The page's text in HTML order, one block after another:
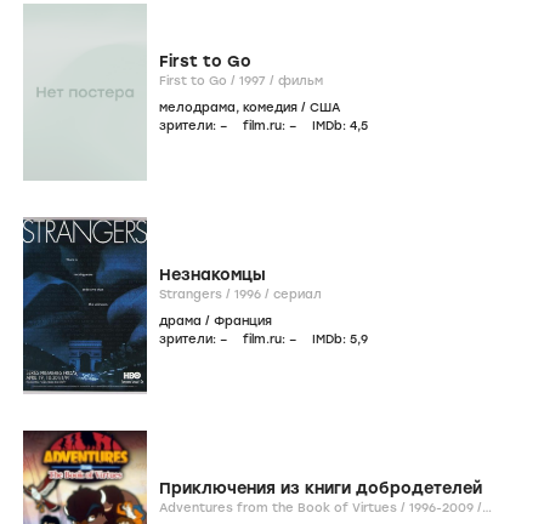
First to Go
First to Go / 1997 / фильм
мелодрама, комедия / США
зрители: – film.ru: – IMDb: 4,5
Незнакомцы
Strangers / 1996 / сериал
драма / Франция
зрители: – film.ru: – IMDb: 5,9
Приключения из книги добродетелей
Adventures from the Book of Virtues / 1996-2009 /